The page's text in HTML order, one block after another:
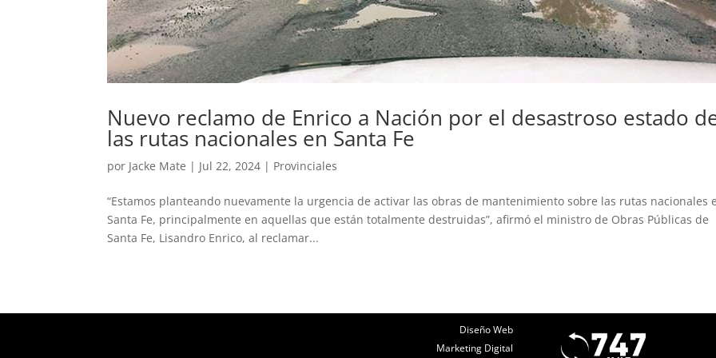
Nuevo reclamo de Enrico a Nación por el desastroso estado
las rutas nacionales en Santa Fe
por Jacke Mate | Jul 22, 2024 | Provinciales
“Estamos planteando nuevamente la urgencia de activar las obras de mantenimiento sobre las rutas nacionales
Santa Fe, principalmente en aquellas que están totalmente destruidas”, afirmó el ministro de Obras Públicas de
Santa Fe, Lisandro Enrico, al reclamar...
Diseño Web
Marketing Digital